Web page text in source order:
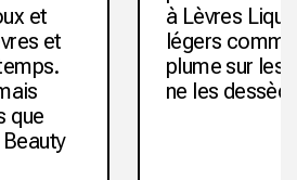
et
et
que
à Lèvres
légers
plume sur les
ne les